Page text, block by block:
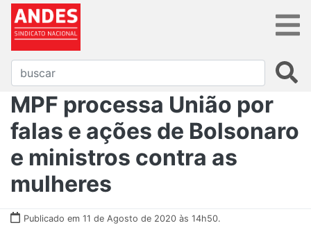
MPF processa União por
falas e ações de Bolsonaro
e ministros contra as
mulheres
Publicado em 11 de Agosto de 2020 às 14h50.